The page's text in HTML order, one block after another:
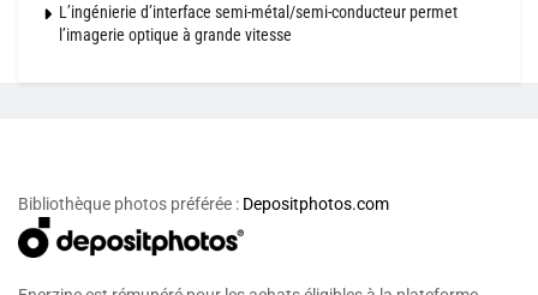
L’ingénierie d’interface semi-métal/semi-conducteur permet
l’imagerie optique à grande vitesse
Bibliothèque photos préférée : Depositphotos.com